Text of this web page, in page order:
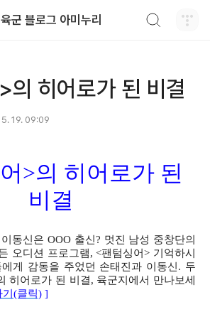
육군 블로그 아미누리
의 히어로가 된 비결
5. 19. 09:09
>의 히어로가 된
비결
동신은 OOO 출신? 멋진 남성 중창단의
오디션 프로그램, <팬텀싱어> 기억하시
게 감동을 주었던 손태진과 이동신. 두
히어로가 된 비결, 육군지에서 만나보세
기(클릭) ]